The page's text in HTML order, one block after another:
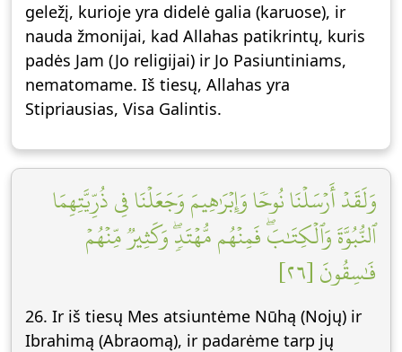
geležį, kurioje yra didelė galia (karuose), ir
nauda žmonijai, kad Allahas patikrintų, kuris
padės Jam (Jo religijai) ir Jo Pasiuntiniams,
nematomame. Iš tiesų, Allahas yra
Stipriausias, Visa Galintis.
وَلَقَدۡ أَرۡسَلۡنَا نُوحٗا وَإِبۡرَٰهِيمَ وَجَعَلۡنَا فِي ذُرِّيَّتِهِمَا
ٱلنُّبُوَّةَ وَٱلۡكِتَٰبَۖ فَمِنۡهُم مُّهۡتَدٖۖ وَكَثِيرٞ مِّنۡهُمۡ
فَٰسِقُونَ [٢٦]
26. Ir iš tiesų Mes atsiuntėme Nūhą (Nojų) ir
Ibrahimą (Abraomą), ir padarėme tarp jų